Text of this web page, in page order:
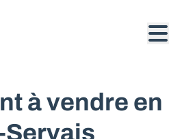
à vendre en